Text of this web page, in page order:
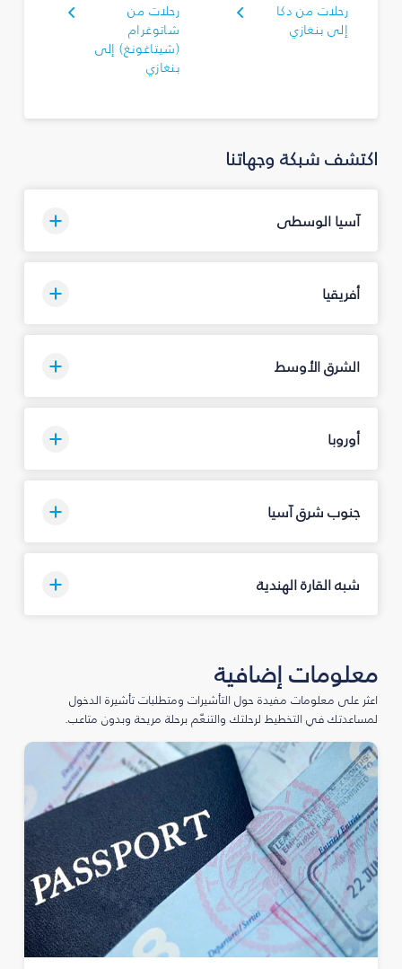
رحلات من دكا
إلى بنغازي
رحلات من
شاتوغرام
(شيتاغونغ) إلى
بنغازي
اكتشف شبكة وجهاتنا
آسيا الوسطى
أفريقيا
الشرق الأوسط
أوروبا
جنوب شرق آسيا
شبه القارة الهندية
معلومات إضافية
اعثر على معلومات مفيدة حول التأشيرات ومتطلبات تأشيرة الدخول
لمساعدتك في التخطيط لرحلتك والتنعّم برحلة مريحة وبدون متاعب.